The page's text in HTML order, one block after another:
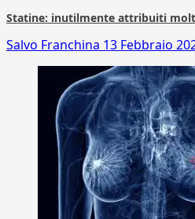
Statine: inutilmente attribuiti
Salvo Franchina 13 Febbraio